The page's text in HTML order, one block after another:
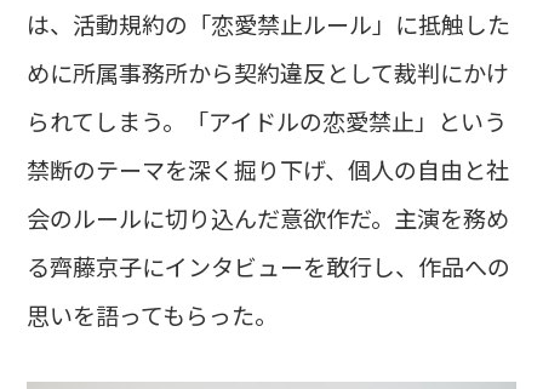
は、活動規約の「恋愛禁止ルール」に抵触した
めに所属事務所から契約違反として裁判にかけ
られてしまう。「アイドルの恋愛禁止」という
禁断のテーマを深く掘り下げ、個人の自由と社
会のルールに切り込んだ意欲作だ。主演を務め
る齊藤京子にインタビューを敢行し、作品への
思いを語ってもらった。